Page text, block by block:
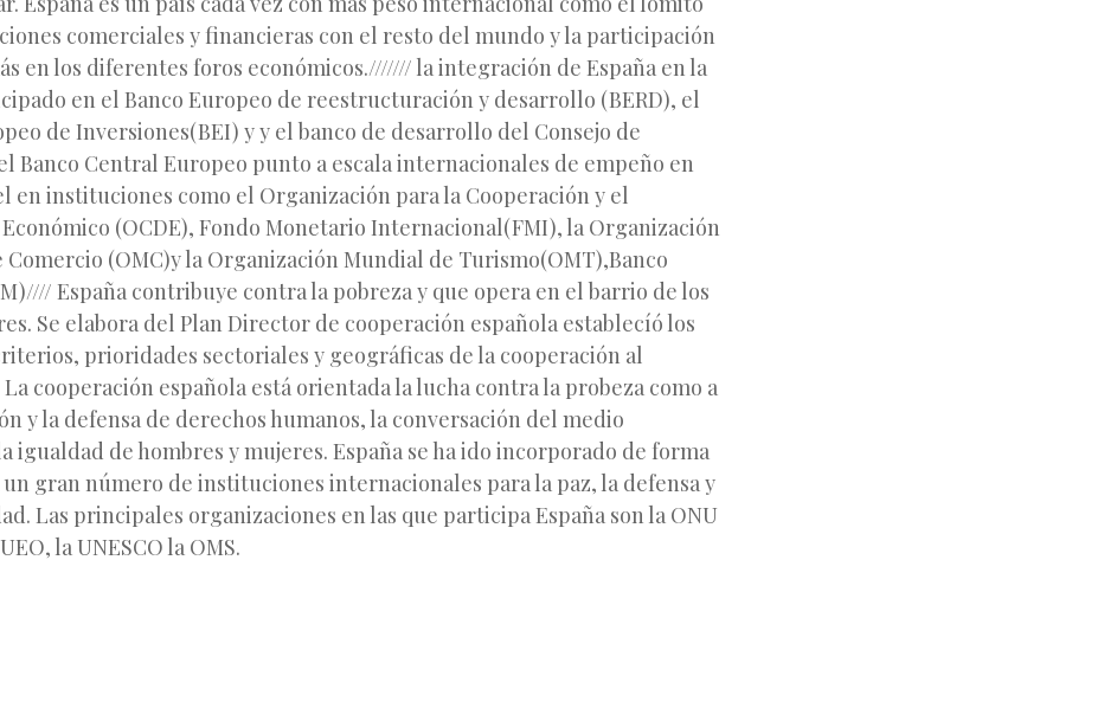
comerciales y financieras con el resto del mundo y la participación
en los diferentes foros económicos./////// la integración de España en la
en el Banco Europeo de reestructuración y desarrollo (BERD), el
de Inversiones(BEI) y y el banco de desarrollo del Consejo de
Banco Central Europeo punto a escala internacionales de empeño en
en instituciones como el Organización para la Cooperación y el
(OCDE), Fondo Monetario Internacional(FMI), la Organización
(OMC)y la Organización Mundial de Turismo(OMT),Banco
España contribuye contra la pobreza y que opera en el barrio de los
Se elabora del Plan Director de cooperación española establecíó los
prioridades sectoriales y geográficas de la cooperación al
cooperación española está orientada la lucha contra la probeza como a
y la defensa de derechos humanos, la conversación del medio
igualdad de hombres y mujeres. España se ha ido incorporado de forma
gran número de instituciones internacionales para la paz, la defensa y
Las principales organizaciones en las que participa España son la ONU
la UNESCO la OMS.